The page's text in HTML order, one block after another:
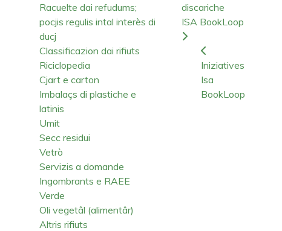
Racuelte dai refudums;
pocjis regulis intal interès di
ducj
Classificazion dai rifiuts
Riciclopedia
Cjart e carton
Imbalaçs di plastiche e
latinis
Umit
Secc residui
Vetrò
Servizis a domande
Ingombrants e RAEE
Verde
Oli vegetâl (alimentâr)
Altris rifiuts
discariche
ISA BookLoop
Iniziatives
Isa
BookLoop